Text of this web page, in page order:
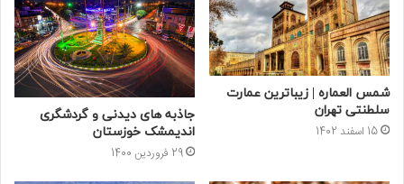
شمس العماره | زیباترین عمارت
سلطنتی تهران
15 اسفند 1402
جاذبه های دیدنی و گردشگری
اندیمشک خوزستان
29 فروردین 1400